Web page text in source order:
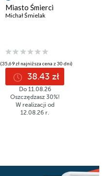
Miasto Śmierci
Michał Śmielak
(35,69 zł najniższa cena z 30 dni)
38.43 zł
Do 11.08.26
Oszczędzasz 30%!
W realizacji od
12.08.26 r.